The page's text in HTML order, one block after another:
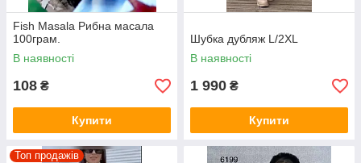
Fish Masala Рибна масала
100грам.
В наявності
108 ₴
Купити
Шубка дубляж L/2XL
В наявності
1 990 ₴
Купити
Топ продажів